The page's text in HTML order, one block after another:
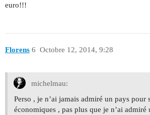
euro!!!
Florens Octobre 12, 2014, 9:28
6
michelmau:
Perso , je n’ai jamais admiré un pays pour
économiques , pas plus que je n’ai